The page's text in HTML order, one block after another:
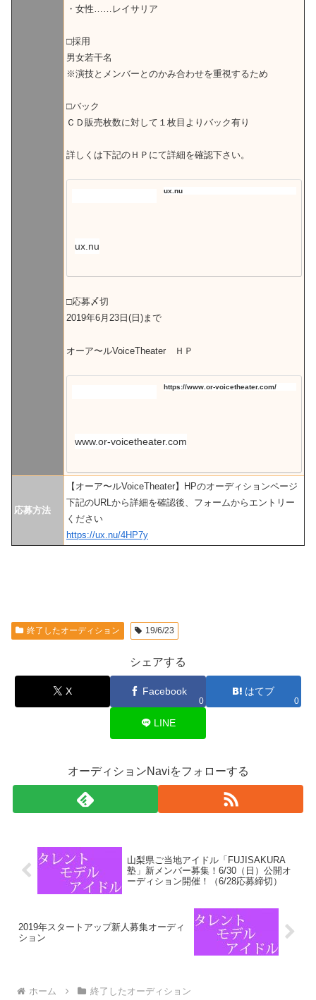
・女性……レイサリア
□採用
男女若干名
※演技とメンバーとのかみ合わせを重視するため
□バック
ＣＤ販売枚数に対して１枚目よりバック有り
詳しくは下記のＨＰにて詳細を確認下さい。
ux.nu
ux.nu
□応募〆切
2019年6月23日(日)まで
オーア〜ルVoiceTheater ＨＰ
https://www.or-voicetheater.com/
www.or-voicetheater.com
応募方法
【オーア〜ルVoiceTheater】HPのオーディションページ
下記のURLから詳細を確認後、フォームからエントリー
ください
https://ux.nu/4HP7y
終了したオーディション 19/6/23
シェアする
X Facebook
0
はてブ
0
LINE
オーディションNaviをフォローする
山梨県ご当地アイドル「FUJISAKURA
塾」新メンバー募集！6/30（日）公開オ
ーディション開催！（6/28応募締切）
2019年スタートアップ新人募集オーディ
ション
ホーム 終了したオーディション